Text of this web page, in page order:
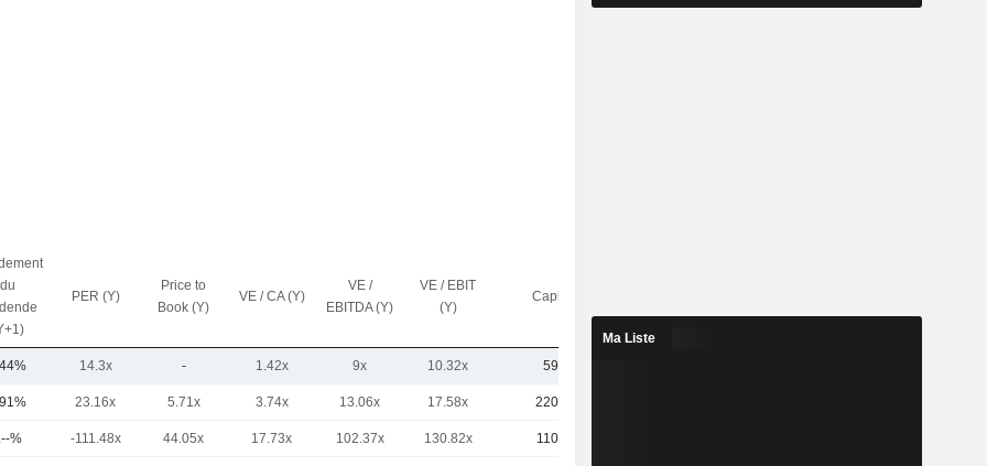
du
PER (Y)
Price to
Book (Y)
VE / CA (Y)
VE /
EBITDA (Y)
VE / EBIT
(Y)
Capi.($)
14.3x - 1.42x 9x 10.32x 593 M
23.16x 5.71x 3.74x 13.06x 17.58x 220 Md
% -111.48x 44.05x 17.73x 102.37x 130.82x 110 Md
Ma Liste